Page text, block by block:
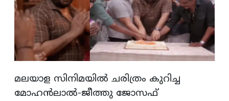
മലയാള സിനിമയിൽ ചരിത്രം കുറിച്ച
മോഹൻലാൽ-ജീത്തു ജോസഫ്